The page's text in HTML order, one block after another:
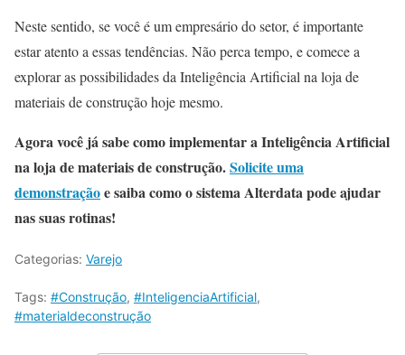
Neste sentido, se você é um empresário do setor, é importante
estar atento a essas tendências. Não perca tempo, e comece a
explorar as possibilidades da Inteligência Artificial na loja de
materiais de construção hoje mesmo.
Agora você já sabe como implementar a Inteligência Artificial
na loja de materiais de construção.Solicite uma
demonstraçãoe saiba como o sistema Alterdata pode ajudar
nas suas rotinas!
Categorias: Varejo
Tags: #Construção, #InteligenciaArtificial,
#materialdeconstrução